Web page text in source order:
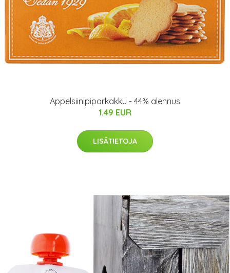
Appelsiinipiparkakku - 44% alennus
1.49 EUR
LISÄTIETOJA